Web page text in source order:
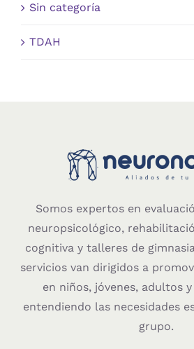
Sin categoría
TDAH
Somos expertos en
neuropsicológico,
cognitiva y talleres de
servicios van dirigidos a
en niños, jóvenes, adultos
entendiendo las necesidades
grupo.